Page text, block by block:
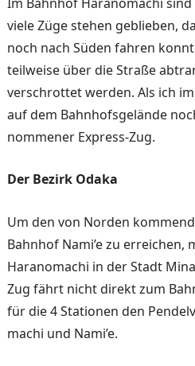
viele Züge stehen geblieben,
noch nach Süden fahren
teilweise über die Straße
verschrottet werden. Als ich
auf dem Bahnhofsgelände
nommener Express-Zug.
Der Bezirk Odaka
Um den von Norden
Bahnhof Nami’e zu erreichen,
Haranomachi in der Stadt
Zug fährt nicht direkt zum
für die 4 Stationen den
machi und Nami’e.